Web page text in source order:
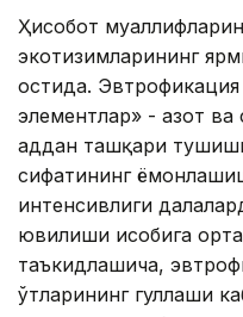
Ҳисобот
экотизимларининг
остида.
элементлар» - азот
ҳаддан ташқари
сифатининг
интенсивлиги
ювилиши ҳисобига
таъкидлашича,
ўтларининг гуллаши